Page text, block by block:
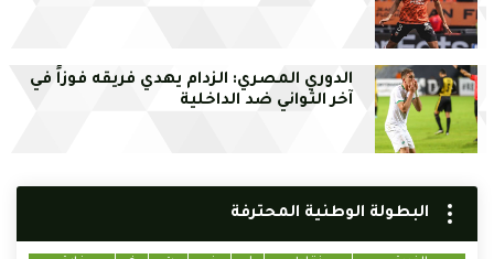
الدوري المصري: الزدام يهدي فريقه فوزاً في
آخر الثواني ضد الداخلية
البطولة الوطنية المحترفة